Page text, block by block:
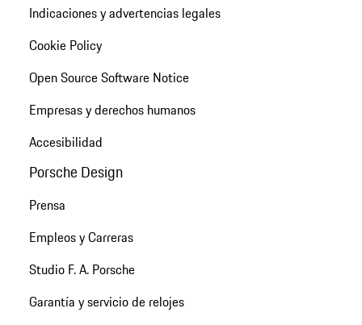
Indicaciones y advertencias legales
Cookie Policy
Open Source Software Notice
Empresas y derechos humanos
Accesibilidad
Porsche Design
Prensa
Empleos y Carreras
Studio F. A. Porsche
Garantía y servicio de relojes